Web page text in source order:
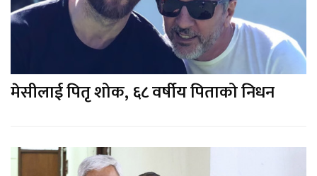
मेसीलाई पितृ शोक, ६८ वर्षीय पिताको निधन